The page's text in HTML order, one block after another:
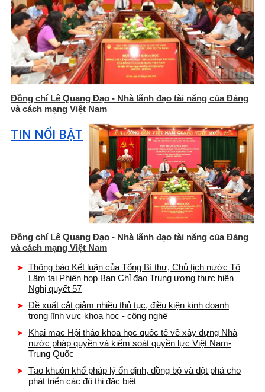
Đồng chí Lê Quang Đạo - Nhà lãnh đạo tài năng của Đảng
và cách mạng Việt Nam
TIN NỔI BẬT
Đồng chí Lê Quang Đạo - Nhà lãnh đạo tài năng của Đảng
và cách mạng Việt Nam
Thông báo Kết luận của Tổng Bí thư, Chủ tịch nước Tô
Lâm tại Phiên họp Ban Chỉ đạo Trung ương thực hiện
Nghị quyết 57
Đề xuất cắt giảm nhiều thủ tục, điều kiện kinh doanh
trong lĩnh vực khoa học - công nghệ
Khai mạc Hội thảo khoa học quốc tế về xây dựng Nhà
nước pháp quyền và kiểm soát quyền lực Việt Nam-
Trung Quốc
Tạo khuôn khổ pháp lý ổn định, đồng bộ và đột phá cho
phát triển các đô thị đặc biệt